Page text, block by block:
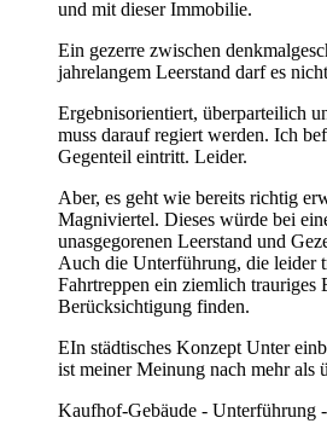
und mit dieser Immobilie.
Ein gezerre zwischen
jahrelangem Leerstand darf es
Ergebnisorientiert, überparteilich
muss darauf regiert werden. Ich
Gegenteil eintritt. Leider.
Aber, es geht wie bereits richtig
Magniviertel. Dieses würde bei
unasgegorenen Leerstand und
Auch die Unterführung, die leider
Fahrtreppen ein ziemlich trauriges
Berücksichtigung finden.
EIn städtisches Konzept Unter
ist meiner Meinung nach mehr als
Kaufhof-Gebäude - Unterführung